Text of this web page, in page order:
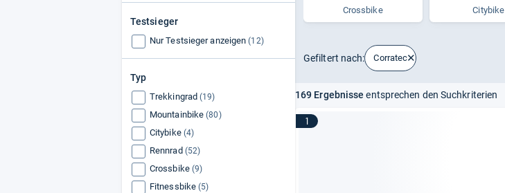
Testsieger
Nur Testsieger anzeigen (12)
Typ
Trekkingrad (19)
Mountainbike (80)
Citybike (4)
Rennrad (52)
Crossbike (9)
Fitnessbike (5)
Crossbike Citybike
Gefiltert nach: Corratec
169 Ergebnisse entsprechen den Suchkriterien
1